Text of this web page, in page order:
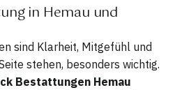
in Hemau und
sind Klarheit, Mitgefühl und
stehen, besonders wichtig.
Bestattungen Hemau